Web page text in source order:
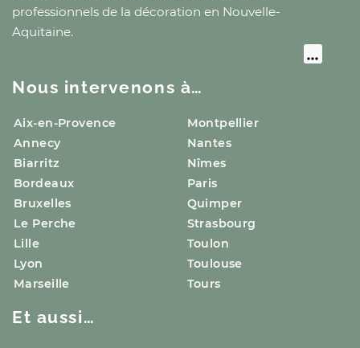
professionnels de la décoration en Nouvelle-
Aquitaine.
Nous intervenons à…
Aix-en-Provence
Annecy
Biarritz
Bordeaux
Bruxelles
Le Perche
Lille
Lyon
Marseille
Montpellier
Nantes
Nîmes
Paris
Quimper
Strasbourg
Toulon
Toulouse
Tours
Et aussi…